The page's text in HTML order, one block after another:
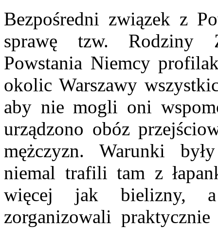
Bezpośredni związek z
sprawę tzw. Rodziny
Powstania Niemcy
okolic Warszawy
aby nie mogli oni
urządzono obóz
mężczyzn. Warunki
niemal trafili tam z
więcej jak bielizny,
zorganizowali